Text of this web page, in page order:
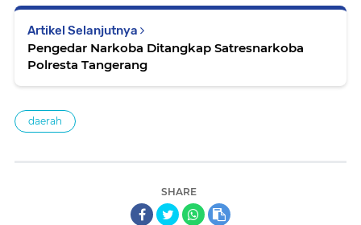
Artikel Selanjutnya
Pengedar Narkoba Ditangkap Satresnarkoba
Polresta Tangerang
daerah
SHARE